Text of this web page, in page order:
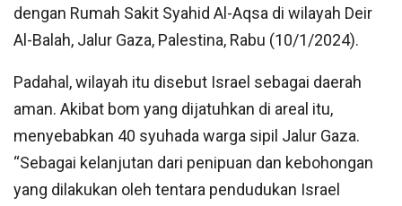
dengan Rumah Sakit Syahid Al-Aqsa di wilayah Deir
Al-Balah, Jalur Gaza, Palestina, Rabu (10/1/2024).
Padahal, wilayah itu disebut Israel sebagai daerah
aman. Akibat bom yang dijatuhkan di areal itu,
menyebabkan 40 syuhada warga sipil Jalur Gaza.
“Sebagai kelanjutan dari penipuan dan kebohongan
yang dilakukan oleh tentara pendudukan Israel